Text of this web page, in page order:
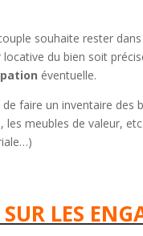
souhaite rester
du bien soit
éventuelle.
faire un inventaire des
les meubles de valeur,
LES